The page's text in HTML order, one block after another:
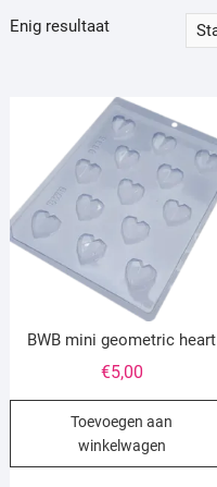
Enig resultaat
BWB mini geometric heart
€5,00
Toevoegen aan
winkelwagen